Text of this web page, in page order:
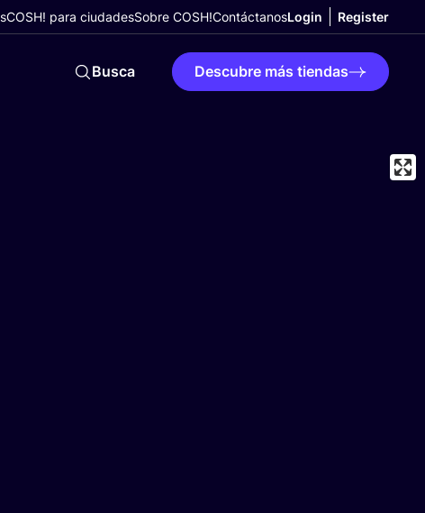
COSH! para ciudadesSobre COSH!ContáctanosLogin Register
Busca Descubre más tiendas